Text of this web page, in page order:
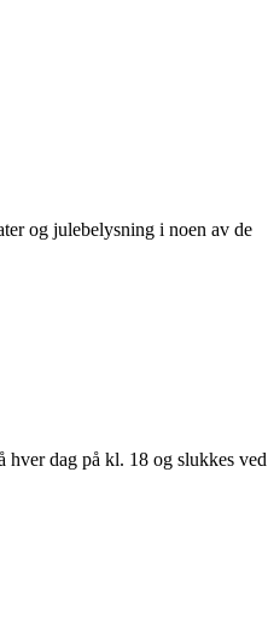
og julebelysning i noen av de
hver dag på kl. 18 og slukkes ved